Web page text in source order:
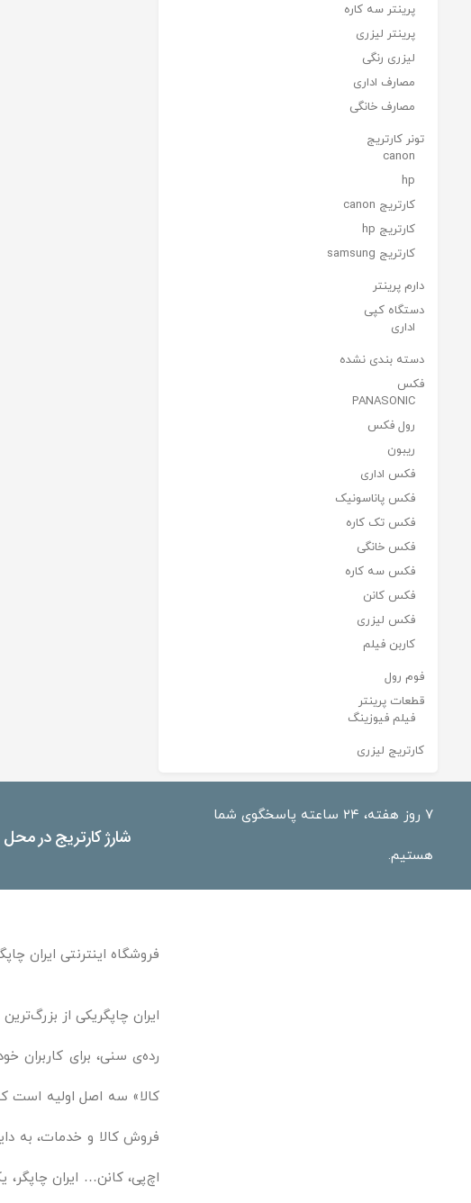
پرینتر سه کاره
پرینتر لیزری
لیزری رنگی
مصارف اداری
مصارف خانگی
تونر کارتریج
canon
hp
کارتریج canon
کارتریج hp
کارتریج samsung
دارم پرینتر
دستگاه کپی
اداری
دسته بندی نشده
فکس
PANASONIC
رول فکس
ریبون
فکس اداری
فکس پاناسونیک
فکس تک کاره
فکس خانگی
فکس سه کاره
فکس کانن
فکس لیزری
کاربن فیلم
فوم رول
قطعات پرینتر
فیلم فیوزینگ
کارتریج لیزری
۷ روز هفته، ۲۴ ساعته پاسخگوی شما
هستیم.
شارژ کارتریج در محل
فروشگاه اینترنتی ایران
ایران چاپگریکی از
رده‌ی سنی، برای کاربران
کالا» سه اصل اولیه است
فروش کالا و خدمات، به
اچ‌پی، کانن… ایران